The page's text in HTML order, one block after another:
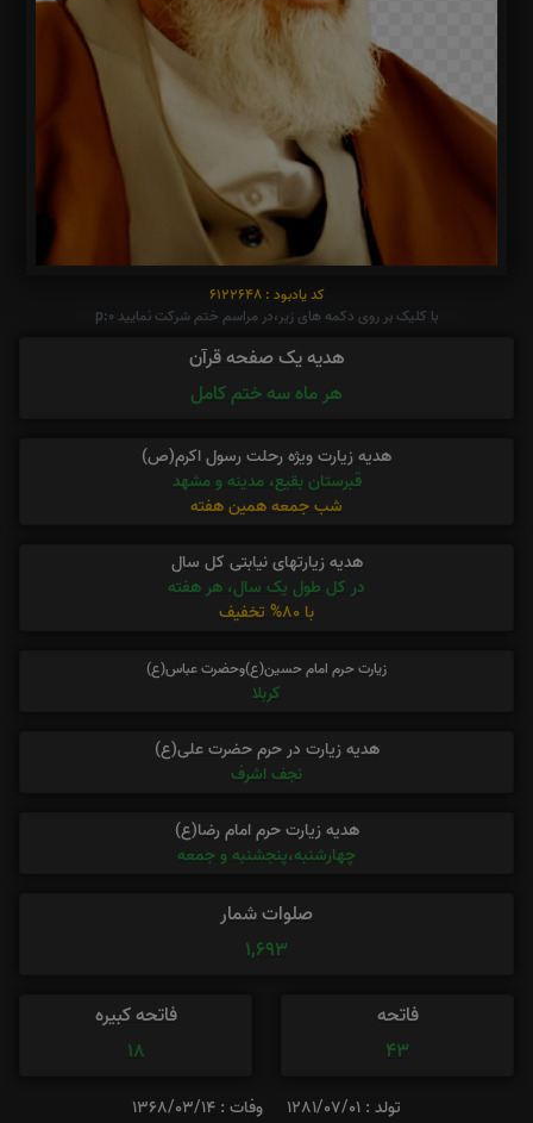
کد یادبود : 6122648
با کلیک بر روی دکمه های زیر،در مراسم ختم شرکت نمایید p:0
هدیه یک صفحه قرآن
هر ماه سه ختم کامل
هدیه زیارت ویژه رحلت رسول اکرم(ص)
قبرستان بقیع، مدینه و مشهد
شب جمعه همین هفته
هدیه زیارتهای نیابتی کل سال
در کل طول یک سال، هر هفته
با 80% تخفیف
زیارت حرم امام حسین(ع)وحضرت عباس(ع)
کربلا
هدیه زیارت در حرم حضرت علی(ع)
نجف اشرف
هدیه زیارت حرم امام رضا(ع)
چهارشنبه،پنجشنبه و جمعه
صلوات شمار
1,693
فاتحه
43
فاتحه کبیره
18
تولد : 1281/07/01 وفات : 1368/03/14